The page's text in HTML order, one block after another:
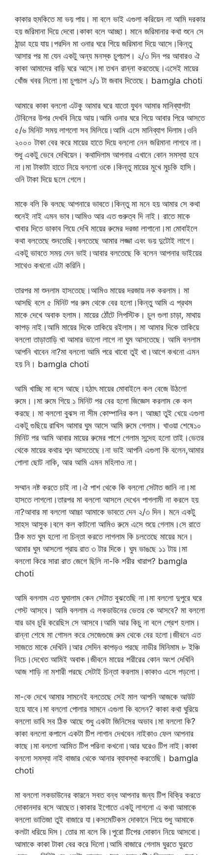
কাকার হুমকিতে মা ভয় পায়। মা বলে ভাই এগুলা করিয়েন না আমি দরকার
হয় জরিমানা দিয়ে দেবো।কাকা বলে আচ্ছা। মানে জরিমানার কথা শুনে সে
ঠান্ডা হয়ে যায়।পরদিন মা ওনার ঘরে গিয়ে জরিমানা দিয়ে আসে।কিন্তু
আসার পর মা যেন একটু অন্য মনস্ক চুপচাপ। ২/৩ দিন পর আবারও ঐ
কাকা আমাদের বাড়ি ঘরে আসে।মা তখন রান্না করতেছে।এসেই মায়ের
খোঁজ খবর নিলো।মা চুপচাপ ২/১ টা জবাব দিতেছে। bamgla choti
আমারে কাকা বললো এটকু আমার ঘরে যাতো যুথন আমার মানিব্যাগটা
টেবিলের উপর দেখবি নিয়ে আয়।আমি ওনার ঘরে গিয়ে আবার পিরে আসতে
৫/৬ মিনিট সময় লাগলো সব মিলিয়ে।আমি এসে মানিব্যাগ দিলাম।ওনি
২০০০ টাকা বের করে মায়ের হাতে দিয়ে বললো নেন জরিমানা লাগবে না।
শুধু একটু ভেবে দেখিয়েন। কথাদিলাম আপনার এখানে কোন সমস্যা হবে
না।মা টাকাটা হাতে নিয়ে বললো ওকে।কিন্তু মায়ের মুখে মুচকি হাসি।
ওনি টাকা দিয়ে ছলে গেলে।
মাকে বলি কি বলছে আপনারে ভাবতে।কিন্তু মা মনে হয় আমার সে কথা
শুনেই নাই এমন ভাব।আমিও আর এত গুরুত্ব দি নাই। রাতে মাকে
খাবার দিতে ডাকাব গিয়ে দেখি মায়ের রুমের দরজা লাগানো।মা মোবাইলে
কথা বলতেছে শুনতেছি।বলতেছে আমার লজ্জা এবং ভয় দুটোই লাগে।
একটু ভাবতে সময় দেন ভাই।আবার বলতেছে কি বলেন আপনার ভাইয়ের
সাথেও কখনো এটা করিনি।
তারপর মা শুনলাম হাসতেছে।আমিও মায়ের দরজায় নক করলাম। মা
আসছি বলে ৫ মিনিট পর রুম থেকে বের হলো।কিন্তু আমি এ প্রথম
মাকে দেখে অবাক হলাম। মায়ের ঠোঁটে লিপস্টিক। চুল গুলা চাড়া, মাথায়
কাপড় নাই।আমি মায়ের দিকে তাকিয়ে রইলাম। মা আমার দিকে তাকিয়ে
বললো তাড়াতাড়ি খা আমার ভালো লাগে না ঘুম আসতেছে। আমি বললাম
আপনি খাবেন না?মা বললো আমি পরে খাবো তুই খা।আগে কখনো এমন
হয় নি। bamgla choti
আমি খাচ্ছি মা বসে আছে।হঠাৎ মায়ের মোবাইলে কল বেজে উঠলো
রুমে।।মা রুমে গিয়ে ১ মিনিট পর বের হলো জিজ্ঞেস করলাম কে কল
করছে। মা বললো বুঝস না সীম কোম্পানির কল। আচ্ছা তুই খেয়ে এগুলা
একটু গুছিয়ে রাখিস আমার ঘুম আসে আমি রুমে গেলাম। খাওয়া শেষে১০
মিনিট পর আমি আবার মায়ের রুমের পাশে গেলাম সন্দেহ হলো তাই।ভেতর
থেকে মায়ের কথার শব্দ আসতেছে।না ভাই আপনি এগুলা কি বলেন,আমার
পোলা ছোট নাকি, আর আমি এমন মহিলাও না।
সম্মান নষ্ট করতে চাই না।ঐ পাশ থেকে কি বললো সেটাত জানি না।মা
হাসতে লাগলো।তারপর মা বললো আসলে দেখেন পাগলামী না করলে হয়
না?আবার মা বললো আচ্চা আমাকে ভাবতে দেন ২/৩ দিন। মনে একটু
সাহস আসুক।বলে কল কাটলো আমিও রুমে এসে শুয়ে গেলাম।সে রাতে
ঠিক মত ঘুম হলো না চিন্তা করতে লাগলাম কি চলতেছে মায়ের মনে।
আমার ঘুম আসলো প্রায় রাত ৩ টার দিকে। ঘুম ভাঙছে ১১ টায়।মা
বললো কিরে সারা রাত জেগে ছিলি না-কি শরীর খারাপ? bamgla
choti
আমি বললাম এত ঘুমালাম কেন সেটাত বুঝতেছি না।মা বললো দুপুরে ঘরে
গেস্ট আসবে। আমি বললাম এ লকডাউনের ভেতর কে আসবে? মা বললো
যার ডাব চুরি করেছিস সে আসবে।আমি আর কিচু না বলে প্রেশ হলাম।
রান্না শেষে মা গোসল করে সেজেগুজে রুম থেকে বের হলো।জীবনে এত
সাজতে মাকে দেখিনি।আর সেদিন কাপড়ও পরছে নাভীর মিনিমাম ৮ ইঞ্চি
নিচে।দেখেত আমিই অবাক।জীবনে মায়ের শরীরের কোন অংশ দেখিনি
আজ শাড়ি না মশারী পরছে সেটাই চিন্তা করলাম।কাকাও এসে পড়লো।
মা-কে দেখে আমার সামনেই বলতেছে সেই মাল আপনি আজকে আউট
হয়ে যাবে।মা বললো পোলার সামনে এগুলা কি বলেন? কাকা কথা ঘুরিয়ে
বললো ভাবি সব ঠিক আছে শুধু একটা জিনিসের অভাব।মা বললো কি?
কাকা বললো কপালে একটা টিপ লাগান দেখবেন নাইকাও ফেল আপনার
কাছে।মা বললো আমিত টিপ পরিনা কখনো।আর ঘরেও টিপ নাই।কাকা
বললো সমস্যা নাই বাজার থেকে আনার ব্যাবস্থা করতেছি। bamgla
choti
মা বললো লকডাউনের কারনে সবত বন্ধ আপনার জন্য টিপ বিক্রি করতে
দোকানদার বসে আছেত।কাকার ইগোতে একটু লাগলো এ কথা আমাকে
বললো ভাতিজা তুই বাজারে যা।কসমেটিকস দোকানে গিয়ে শুধু আমাকে
কলটা ধরিয়ে দিস। তোর মা বলে কি।পুরো টিপের দোকান নিয়ে আসবো।
আমাকে কাকা টাকা বের করে দিলো।আমি বাজারে গেলাম ঘুরতে ঘুরতে